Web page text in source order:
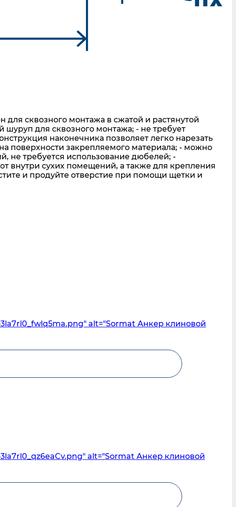
сквозного монтажа в сжатой и растянутой
для сквозного монтажа; - не требует
наконечника позволяет легко нарезать
поверхности закрепляемого материала; - можно
не требуется использование дюбелей; -
внутри сухих помещений, а также для крепления
и продуйте отверстие при помощи щетки и
alt="Sormat Анкер клиновой
alt="Sormat Анкер клиновой